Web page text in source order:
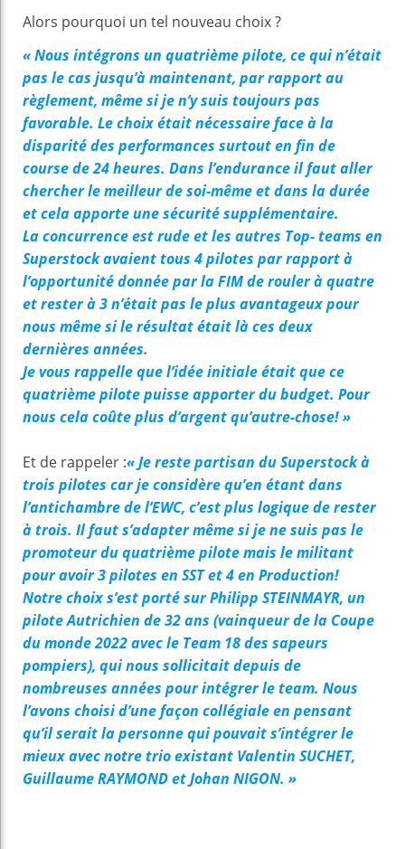
Alors pourquoi un tel nouveau choix ?
« Nous intégrons un quatrième pilote, ce qui n’était
pas le cas jusqu’à maintenant, par rapport au
règlement, même si je n’y suis toujours pas
favorable. Le choix était nécessaire face à la
disparité des performances surtout en fin de
course de 24 heures. Dans l’endurance il faut aller
chercher le meilleur de soi-même et dans la durée
et cela apporte une sécurité supplémentaire.
La concurrence est rude et les autres Top- teams en
Superstock avaient tous 4 pilotes par rapport à
l’opportunité donnée par la FIM de rouler à quatre
et rester à 3 n’était pas le plus avantageux pour
nous même si le résultat était là ces deux
dernières années.
Je vous rappelle que l’idée initiale était que ce
quatrième pilote puisse apporter du budget. Pour
nous cela coûte plus d’argent qu’autre-chose! »
Et de rappeler :« Je reste partisan du Superstock à
trois pilotes car je considère qu’en étant dans
l’antichambre de l’EWC, c’est plus logique de rester
à trois. Il faut s’adapter même si je ne suis pas le
promoteur du quatrième pilote mais le militant
pour avoir 3 pilotes en SST et 4 en Production!
Notre choix s’est porté sur Philipp STEINMAYR, un
pilote Autrichien de 32 ans (vainqueur de la Coupe
du monde 2022 avec le Team 18 des sapeurs
pompiers), qui nous sollicitait depuis de
nombreuses années pour intégrer le team. Nous
l’avons choisi d’une façon collégiale en pensant
qu’il serait la personne qui pouvait s’intégrer le
mieux avec notre trio existant Valentin SUCHET,
Guillaume RAYMOND et Johan NIGON. »